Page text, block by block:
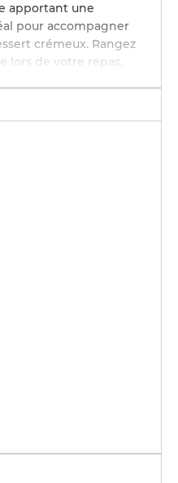
apportant une
pour accompagner
crémeux. Rangez
lors de votre repas.